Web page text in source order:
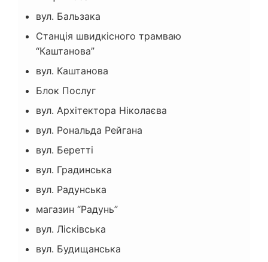
вул. Бальзака
Станція швидкісного трамваю
“Каштанова”
вул. Каштанова
Блок Послуг
вул. Архітектора Ніколаєва
вул. Рональда Рейгана
вул. Беретті
вул. Градинська
вул. Радунська
магазин “Радунь”
вул. Лісківська
вул. Будищанська